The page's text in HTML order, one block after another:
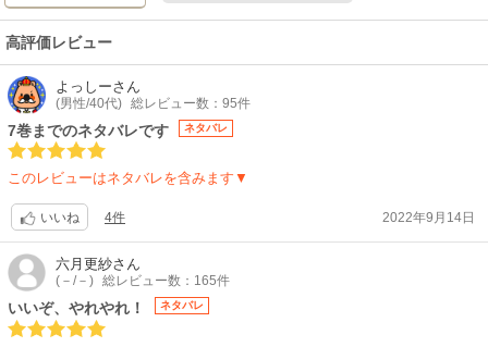
生徒たち。夜霧と知千佳も絶体絶命の大ピンチ！……かに思われた
が……。「死ね」夜霧はその一言でドラゴンを撃退。なんと彼は、任意の
対象を即座に殺せる《即死チート》の持ち主だった！！！元いた世界への
帰還を目指し、旅を始める夜霧と知千佳。そんな彼らの前に現れるのは異
世界にいるチート能力者たち。不死身の吸血鬼？ やり直しの勇者？神に
溺愛されし転生者？ そんなやつら、即死チートの相手にはまるでならない
んですが！前代未聞のチート能力が武器のダウナー系少年とちょっぴり残
念な美少女の異世界冒険が今、幕を開ける！！
制作会社】
オクルトノボル
スタッフ情報】
原作:藤孝剛志、成瀬ちさと / 漫画:納都花丸
監督:菱田正和
シリーズ構成、脚本:青葉譲 / キャラクターデザイン:崎本さゆり / 色彩設
計:水野愛子 / 美術監督:Scott MacDonald / 撮影監督:山根裕二郎 / 編集:山田
聖実 / 音楽:中村巴奈重、斎木達彦、佐久間奏、門脇大輔 / 音響監督:濱野高
高評価レビュー
よっしーさん
(男性/40代) 総レビュー数：95件
7巻までのネタバレです ネタバレ
このレビューはネタバレを含みます▼
いいね 4件 2022年9月14日
六月更紗さん
(－/－) 総レビュー数：165件
いいぞ、やれやれ！ ネタバレ